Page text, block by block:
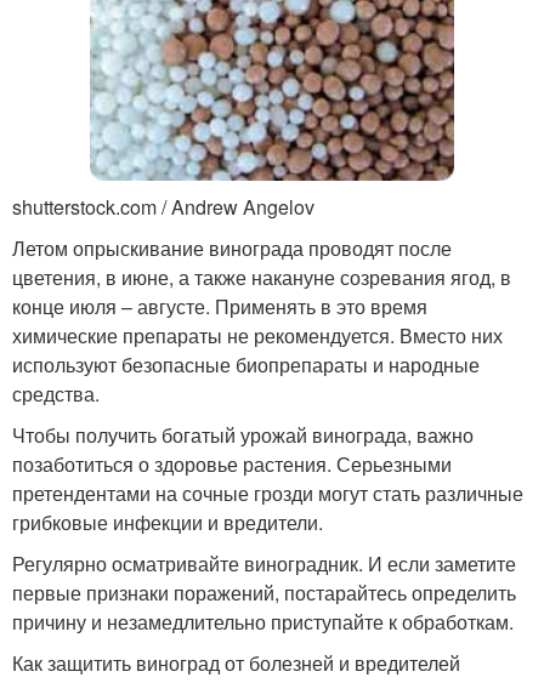
shutterstock.com / Andrew Angelov
Летом опрыскивание винограда проводят после
цветения, в июне, а также накануне созревания ягод, в
конце июля – августе. Применять в это время
химические препараты не рекомендуется. Вместо них
используют безопасные биопрепараты и народные
средства.
Чтобы получить богатый урожай винограда, важно
позаботиться о здоровье растения. Серьезными
претендентами на сочные грозди могут стать различные
грибковые инфекции и вредители.
Регулярно осматривайте виноградник. И если заметите
первые признаки поражений, постарайтесь определить
причину и незамедлительно приступайте к обработкам.
Как защитить виноград от болезней и вредителей